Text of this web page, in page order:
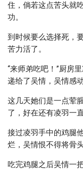
住，倘若这点苦头就
功。
到时候要么选择死，
苦力活了。
“来师弟吃吧！”厨房
递给了吴情，吴情感
这几天她们是一点荤
了，好在还有凌羽一
接过凌羽手中的鸡腿
烂，吴情恨不得将骨
吃完鸡腿之后吴情一